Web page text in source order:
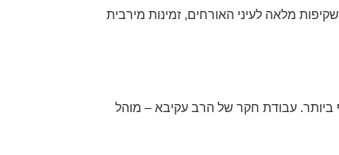
מלאה לעיני האורחים, זמינות מירבית
ביותר. עבודת חקר של הרב עקיבא – מוהל